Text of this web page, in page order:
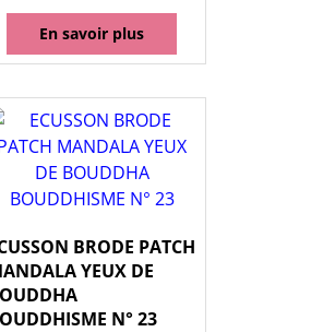
En savoir plus
BRODE PATCH
YEUX DE
N° 23